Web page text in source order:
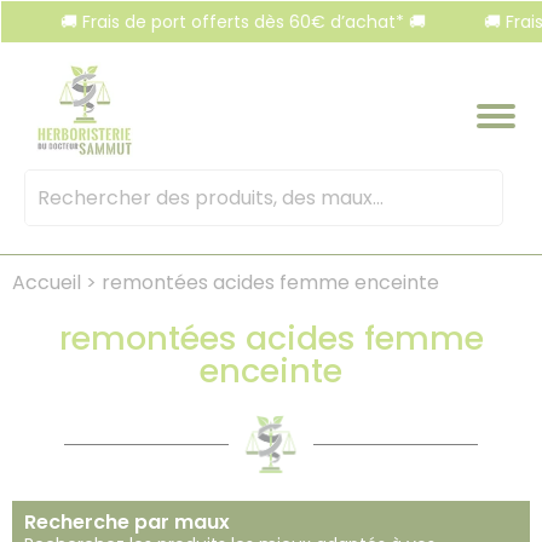
🚚 Frais de port offerts dès 60€ d’achat* 🚚 🚚 Frais
Mots
Accueil > remontées acides femme enceinte
remontées acides femme
enceinte
Recherche par maux
Panneau de gestion des cookies